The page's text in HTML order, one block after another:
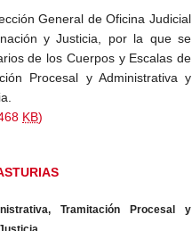
General de Oficina Judicial
y Justicia, por la que se
de los Cuerpos y Escalas de
Procesal y Administrativa y
KB)
Tramitación Procesal y